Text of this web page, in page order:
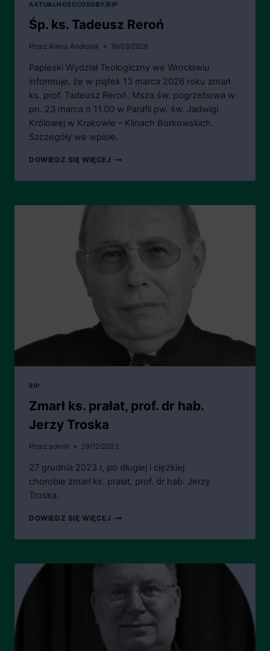
AKTUALNOŚCI |OSOBY RIP
Śp. ks. Tadeusz Reroń
Przez Alena Androsik 16/03/2026
Papieski Wydział Teologiczny we Wrocławiu
informuje, że w piątek 13 marca 2026 roku zmarł
ks. prof. Tadeusz Reroń. Msza św. pogrzebowa w
pn. 23 marca o 11.00 w Parafii pw. św. Jadwigi
Królowej w Krakowie – Klinach Borkowskich.
Szczegóły we wpisie.
DOWIEDZ SIĘ WIĘCEJ ŚP.
TADEUSZ
RIP
Zmarł ks. prałat, prof. dr hab.
Jerzy Troska
Przez admin 29/12/2023
27 grudnia 2023 r, po długiej i ciężkiej
chorobie zmarł ks. prałat, prof. dr hab. Jerzy
Troska.
DOWIEDZ SIĘ WIĘCEJ ZMARŁ
PRAŁAT,
TROSKA